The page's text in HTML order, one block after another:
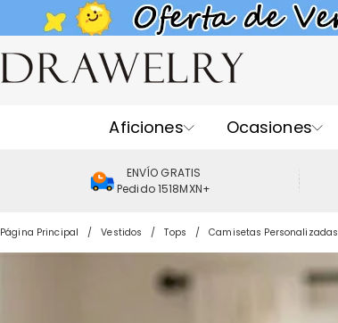
Aficiones Ocasiones
ENVÍO GRATIS
Pedido 1518MXN+
Página Principal Vestidos Tops Camisetas Personalizadas